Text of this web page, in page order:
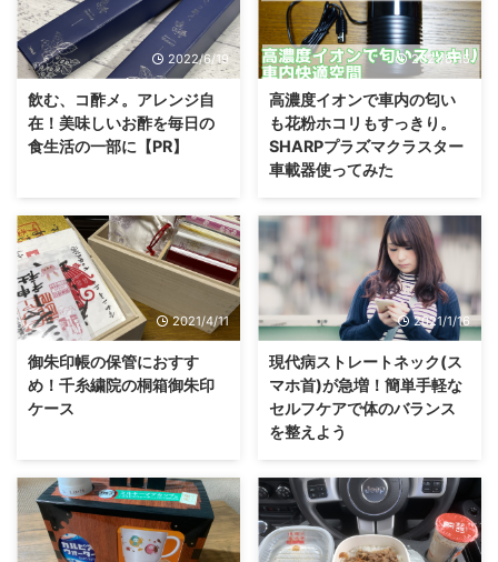
2022/6/19
飲む、コ酢メ。アレンジ自
在！美味しいお酢を毎日の
食生活の一部に【PR】
2021/8/15
高濃度イオンで車内の匂い
も花粉ホコリもすっきり。
SHARPプラズマクラスター
車載器使ってみた
2021/4/11
御朱印帳の保管におすす
め！千糸繍院の桐箱御朱印
ケース
2021/1/16
現代病ストレートネック(ス
マホ首)が急増！簡単手軽な
セルフケアで体のバランス
を整えよう